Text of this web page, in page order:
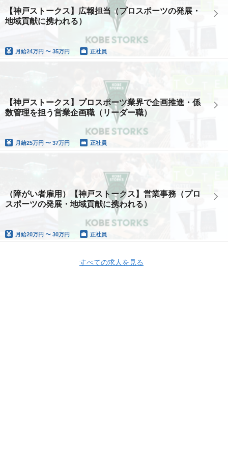
【神戸ストークス】広報担当（プロスポーツの発展・
地域貢献に携われる）
月給24万円 〜 35万円 正社員
【神戸ストークス】プロスポーツ業界で企画推進・係
数管理を担う営業企画職（リーダー職）
月給25万円 〜 37万円 正社員
（障がい者雇用）【神戸ストークス】営業事務（プロ
スポーツの発展・地域貢献に携われる）
月給20万円 〜 30万円 正社員
すべての求人を見る